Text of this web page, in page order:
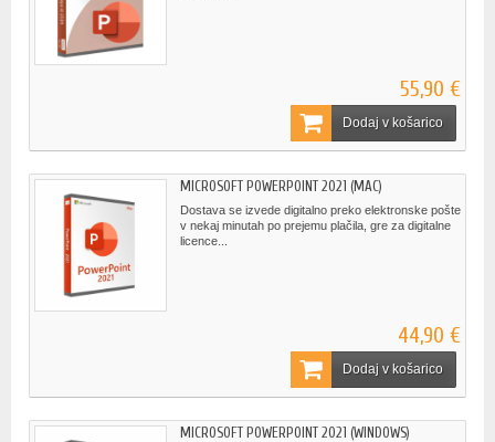
55,90 €
Dodaj v košarico
MICROSOFT POWERPOINT 2021 (MAC)
Dostava se izvede digitalno preko elektronske pošte
v nekaj minutah po prejemu plačila, gre za digitalne
licence...
44,90 €
Dodaj v košarico
MICROSOFT POWERPOINT 2021 (WINDOWS)